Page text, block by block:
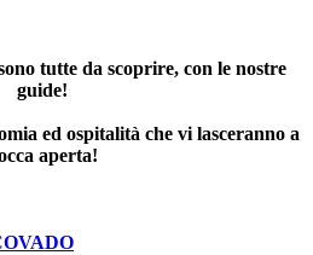
tutte da scoprire, con le nostre
guide!
ed ospitalità che vi lasceranno a
aperta!